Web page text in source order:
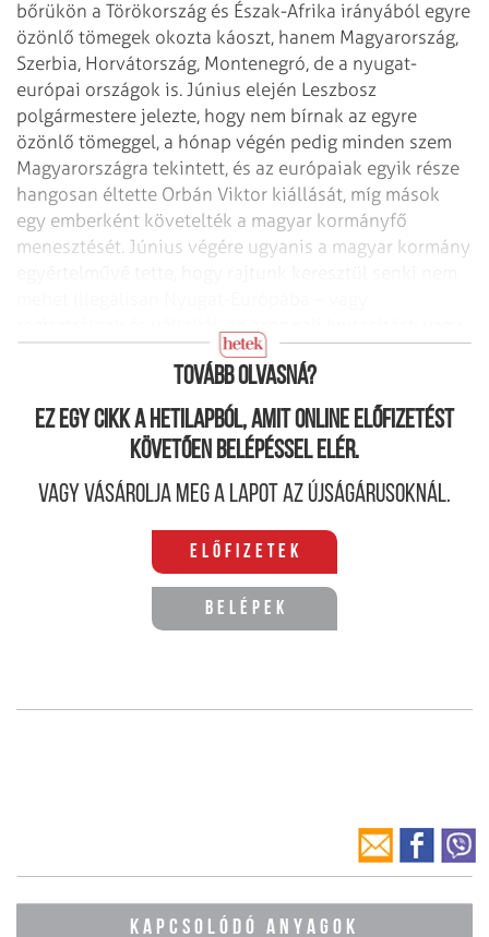
bőrükön a Törökország és Észak-Afrika irányából egyre
özönlő tömegek okozta káoszt, hanem Magyarország,
Szerbia, Horvátország, Montenegró, de a nyugat-
európai országok is. Június elején Leszbosz
polgármestere jelezte, hogy nem bírnak az egyre
özönlő tömeggel, a hónap végén pedig minden szem
Magyarországra tekintett, és az európaiak egyik része
hangosan éltette Orbán Viktor kiállását, míg mások
egy emberként követelték a magyar kormányfő
menesztését. Június végére ugyanis a magyar kormány
Tovább olvasná?
Ez egy cikk a hetilapból, amit online előfizetést
követően belépéssel elér.
Vagy vásárolja meg a lapot az újságárusoknál.
Előfizetek
Belépek
KAPCSOLÓDÓ ANYAGOK